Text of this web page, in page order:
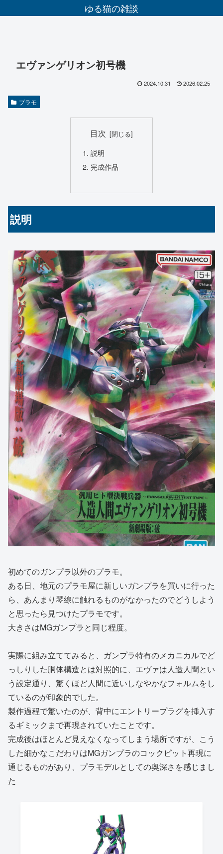
ゆる猫の雑談
エヴァンゲリオン初号機
2024.10.31 2026.02.25
プラモ
目次
説明
完成作品
説明
初めてのガンプラ以外のプラモ。
ある日、地元のプラモ屋に新しいガンプラを買いに行った
ら、あんまり琴線に触れるものがなかったのでどうしよう
と思ったら見つけたプラモです。
大きさはMGガンプラと同じ程度。
実際に組み立ててみると、ガンプラ特有のメカニカルでど
っしりした胴体構造とは対照的に、エヴァは人造人間とい
う設定通り、驚くほど人間に近いしなやかなフォルムをし
ているのが印象的でした。
製作過程で驚いたのが、背中にエントリープラグを挿入す
るギミックまで再現されていたことです。
完成後はほとんど見えなくなってしまう場所ですが、こう
した細かなこだわりはMGガンプラのコックピット再現に
通じるものがあり、プラモデルとしての奥深さを感じまし
た